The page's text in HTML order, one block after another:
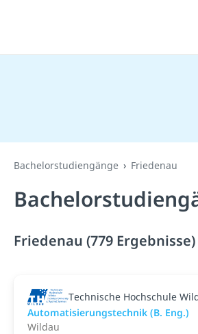
Bachelorstudiengänge Friedenau
Friedenau (779 Ergebnisse)
Technische Hochschule
Automatisierungstechnik (B. Eng.)
Wildau